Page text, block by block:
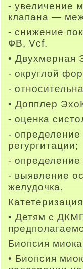
- увеличение
клапана —
- снижение
ФВ, Vcf.
• Двухмерная
- округлой
-
• Допплер
- оценка
-
регургитации;
- определение
- выявление
желудочка.
• Детям с
Биопсия
• Биопсия